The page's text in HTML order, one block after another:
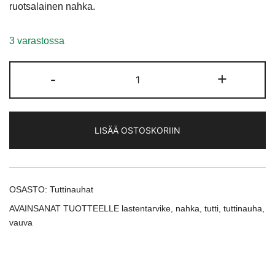
ruotsalainen nahka.
3 varastossa
-
tuttinauha
natur
+
LISÄÄ OSTOSKORIIN
OSASTO: Tuttinauhat
AVAINSANAT TUOTTEELLE lastentarvike nahka tutti tuttinauha
vauva